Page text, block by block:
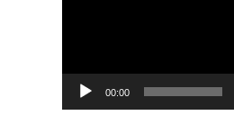
00:00